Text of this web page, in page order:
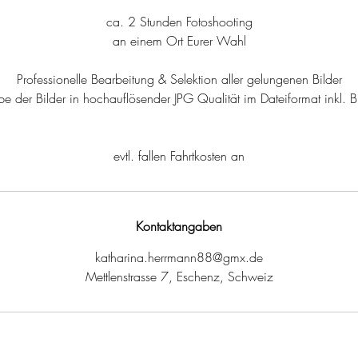
ca. 2 Stunden Fotoshooting
an einem Ort Eurer Wahl
Professionelle Bearbeitung & Selektion aller gelungenen Bilder
der Bilder in hochauflösender JPG Qualität im Dateiformat inkl.
evtl. fallen Fahrtkosten an
Kontaktangaben
katharina.herrmann88@gmx.de
Mettlenstrasse 7, Eschenz, Schweiz